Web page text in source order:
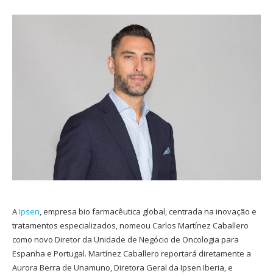
AIpsen, empresa bio farmacêutica global, centrada na inovação e
tratamentos especializados, nomeou Carlos Martínez Caballero
como novo Diretor da Unidade de Negócio de Oncologia para
Espanha e Portugal. Martínez Caballero reportará diretamente a
Aurora Berra de Unamuno, Diretora Geral da Ipsen Iberia, e